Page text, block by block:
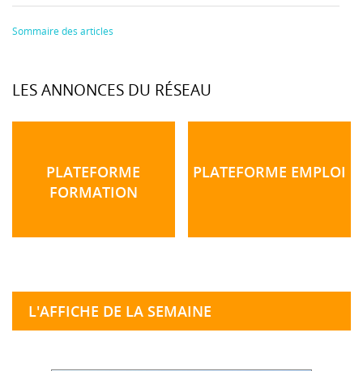
Sommaire des articles
LES ANNONCES DU RÉSEAU
PLATEFORME
FORMATION
PLATEFORME EMPLOI
L'AFFICHE DE LA SEMAINE